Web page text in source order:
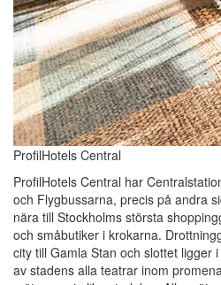
ProfilHotels Central
ProfilHotels Central har
och Flygbussarna, precis på andra
nära till Stockholms största
och småbutiker i krokarna.
city till Gamla Stan och slottet ligger
av stadens alla teatrar inom